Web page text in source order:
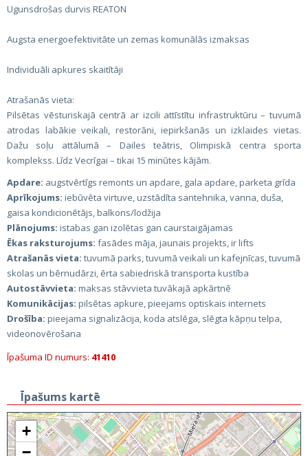
Ugunsdrošas durvis REATON
Augsta energoefektivitāte un zemas komunālās izmaksas
Individuāli apkures skaitītāji
Atrašanās vieta:
Pilsētas vēsturiskajā centrā ar izcili attīstītu infrastruktūru – tuvumā
atrodas labākie veikali, restorāni, iepirkšanās un izklaides vietas.
Dažu soļu attālumā – Dailes teātris, Olimpiskā centra sporta
komplekss. Līdz Vecrīgai – tikai 15 minūtes kājām.
Apdare: augstvērtīgs remonts un apdare, gala apdare, parketa grīda
Aprīkojums: iebūvēta virtuve, uzstādīta santehnika, vanna, duša,
gaisa kondicionētājs, balkons/lodžija
Plānojums: istabas gan izolētas gan caurstaigājamas
Ēkas raksturojums: fasādes māja, jaunais projekts, ir lifts
Atrašanās vieta: tuvumā parks, tuvumā veikali un kafejnīcas, tuvumā
skolas un bērnudārzi, ērta sabiedriskā transporta kustība
Autostāvvieta: maksas stāvvieta tuvākajā apkārtnē
Komunikācijas: pilsētas apkure, pieejams optiskais internets
Drošība: pieejama signalizācija, koda atslēga, slēgta kāpņu telpa,
videonovērošana
Īpašuma ID numurs: 41410
Īpašums kartē
+
−